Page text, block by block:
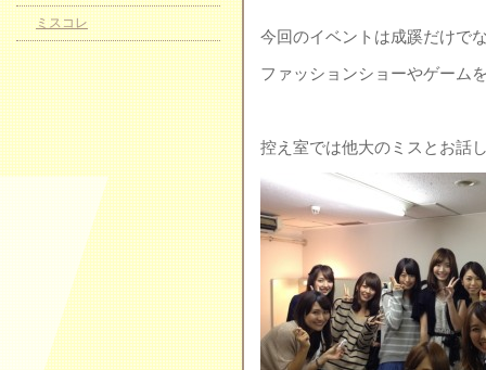
今回のイベントは成蹊だけで
ファッションショーやゲーム
控え室では他大のミスとお話
ミスコレ